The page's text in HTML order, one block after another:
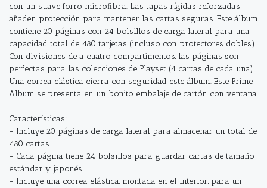
con un suave forro microﬁbra. Las tapas rígidas reforzadas
añaden protección para mantener las cartas seguras. Este álbum
contiene 20 páginas con 24 bolsillos de carga lateral para una
capacidad total de 480 tarjetas (incluso con protectores dobles).
Con divisiones de a cuatro compartimentos, las páginas son
perfectas para las colecciones de Playset (4 cartas de cada una).
Una correa elástica cierra con seguridad este álbum. Este Prime
Album se presenta en un bonito embalaje de cartón con ventana.
Características:
- Incluye 20 páginas de carga lateral para almacenar un total de
480 cartas.
- Cada página tiene 24 bolsillos para guardar cartas de tamaño
estándar y japonés.
- Incluye una correa elástica, montada en el interior, para un